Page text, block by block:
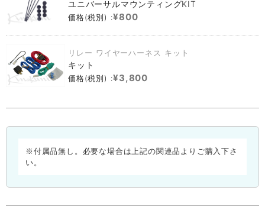
ユニバーサルマウンティングKIT
価格(税別) :¥800
リレー ワイヤーハーネス キット
キット
価格(税別) :¥3,800
※付属品無し。必要な場合は上記の関連品よりご購入下さ
い。